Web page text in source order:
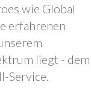
wie Global
erfahrenen
liegt - dem
Service.